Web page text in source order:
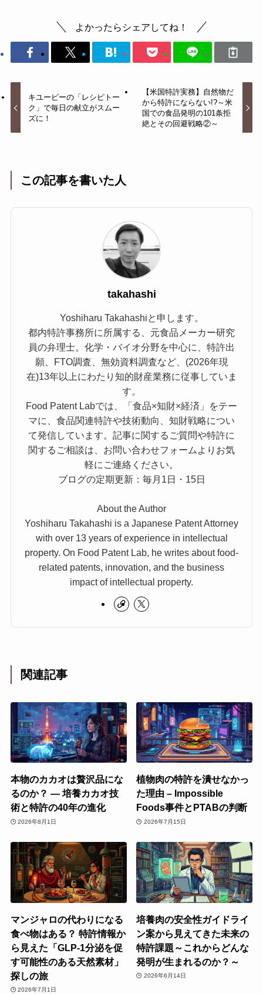
よかったらシェアしてね！
キユーピーの「レシピトー
ク」で毎日の献立がスムー
ズに！
【米国特許実務】自然物だ
から特許にならない!?～米
国での食品発明の101条拒
絶とその回避戦略②～
この記事を書いた人
takahashi
Yoshiharu Takahashiと申します。
都内特許事務所に所属する、元食品メーカー研究
員の弁理士。化学・バイオ分野を中心に、特許出
願、FTO調査、無効資料調査など、(2026年現
在)13年以上にわたり知的財産業務に従事していま
す。
Food Patent Labでは、「食品×知財×経済」をテー
マに、食品関連特許や技術動向、知財戦略につい
て発信しています。記事に関するご質問や特許に
関するご相談は、お問い合わせフォームよりお気
軽にご連絡ください。
ブログの定期更新：毎月1日・15日
About the Author
Yoshiharu Takahashi is a Japanese Patent Attorney
with over 13 years of experience in intellectual
property. On Food Patent Lab, he writes about food-
related patents, innovation, and the business
impact of intellectual property.
関連記事
本物のカカオは贅沢品にな
るのか？ ― 培養カカオ技
術と特許の40年の進化
2026年8月1日
植物肉の特許を潰せなかっ
た理由 – Impossible
Foods事件とPTABの判断
2026年7月15日
マンジャロの代わりになる
食べ物はある？ 特許情報か
ら見えた「GLP-1分泌を促
す可能性のある天然素材」
探しの旅
2026年7月1日
培養肉の安全性ガイドライ
ン案から見えてきた未来の
特許課題～これからどんな
発明が生まれるのか？～
2026年6月14日